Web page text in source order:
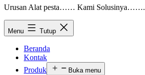
Urusan Alat pesta…… Kami Solusinya…….
Menu Tutup
Beranda
Kontak
Produk
Buka menu